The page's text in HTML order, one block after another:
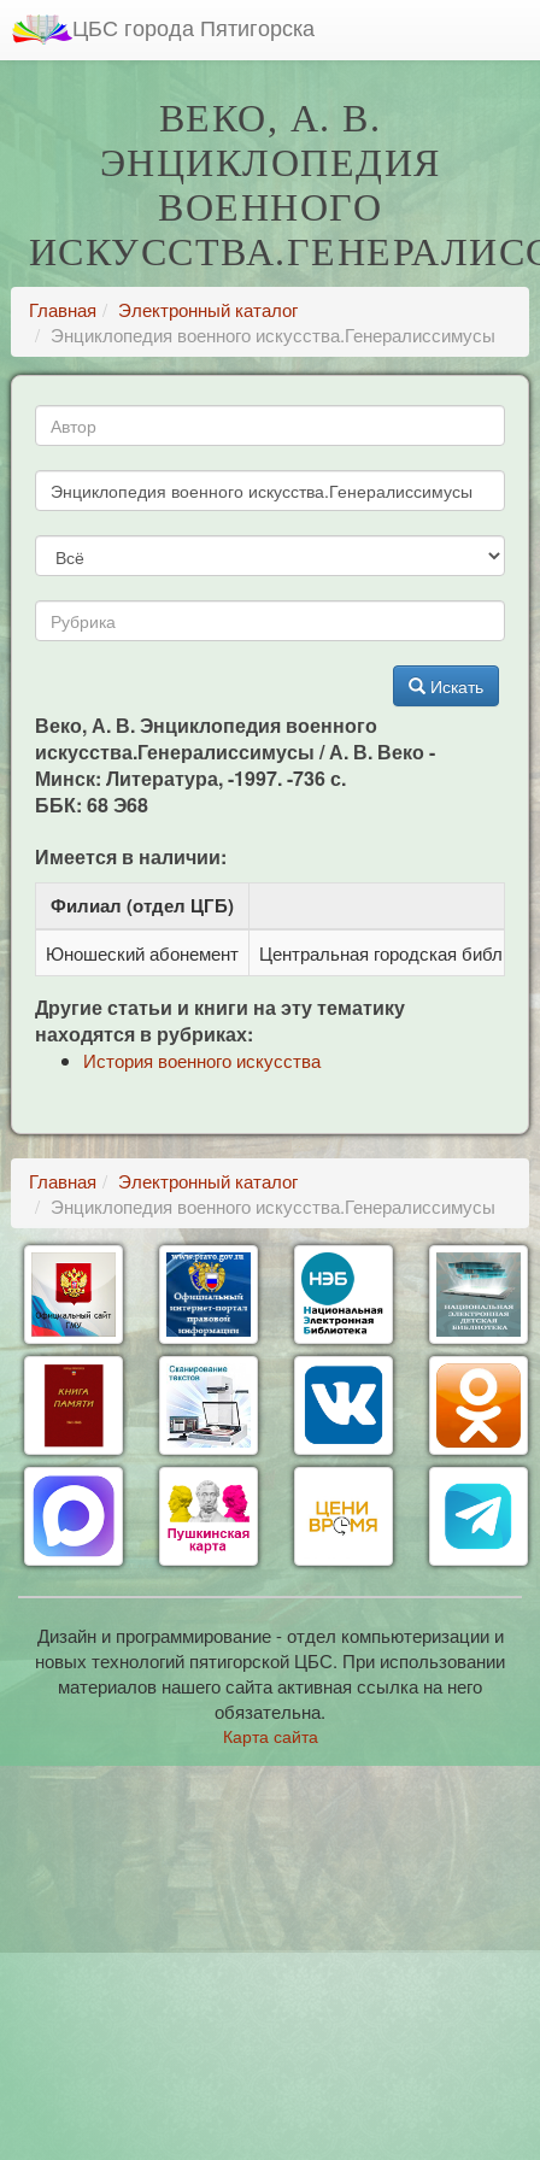
ЦБС города Пятигорска
ВЕКО, А. В.
ЭНЦИКЛОПЕДИЯ
ВОЕННОГО
Главная
Электронный каталог
Энциклопедия военного искусства.Генералиссимусы
Искать
Веко, А. В. Энциклопедия военного
искусства.Генералиссимусы / А. В. Веко -
Минск: Литература, -1997. -736 с.
ББК: 68 Э68
Имеется в наличии:
Филиал (отдел ЦГБ)
Юношеский абонемент Центральная городская
Другие статьи и книги на эту тематику
находятся в рубриках:
История военного искусства
Главная
Электронный каталог
Энциклопедия военного искусства.Генералиссимусы
Дизайн и программирование - отдел компьютеризации и
новых технологий пятигорской ЦБС. При использовании
материалов нашего сайта активная ссылка на него
обязательна.
Карта сайта